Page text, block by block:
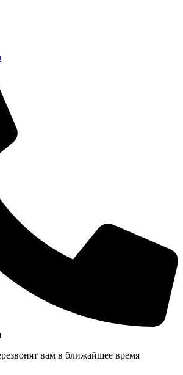
вам в ближайшее время